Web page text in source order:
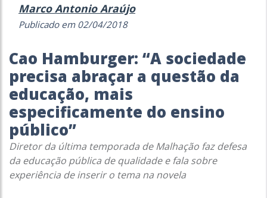
Marco Antonio Araújo
Publicado em 02/04/2018
Cao Hamburger: “A sociedade
precisa abraçar a questão da
educação, mais
especificamente do ensino
público”
Diretor da última temporada deMalhação faz defesa
da educação pública de qualidade e fala sobre
experiência de inserir o tema na novela